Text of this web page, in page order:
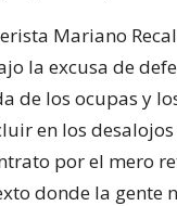
Mariano
la excusa de
de los ocupas y
en los
por el mero
donde la gente